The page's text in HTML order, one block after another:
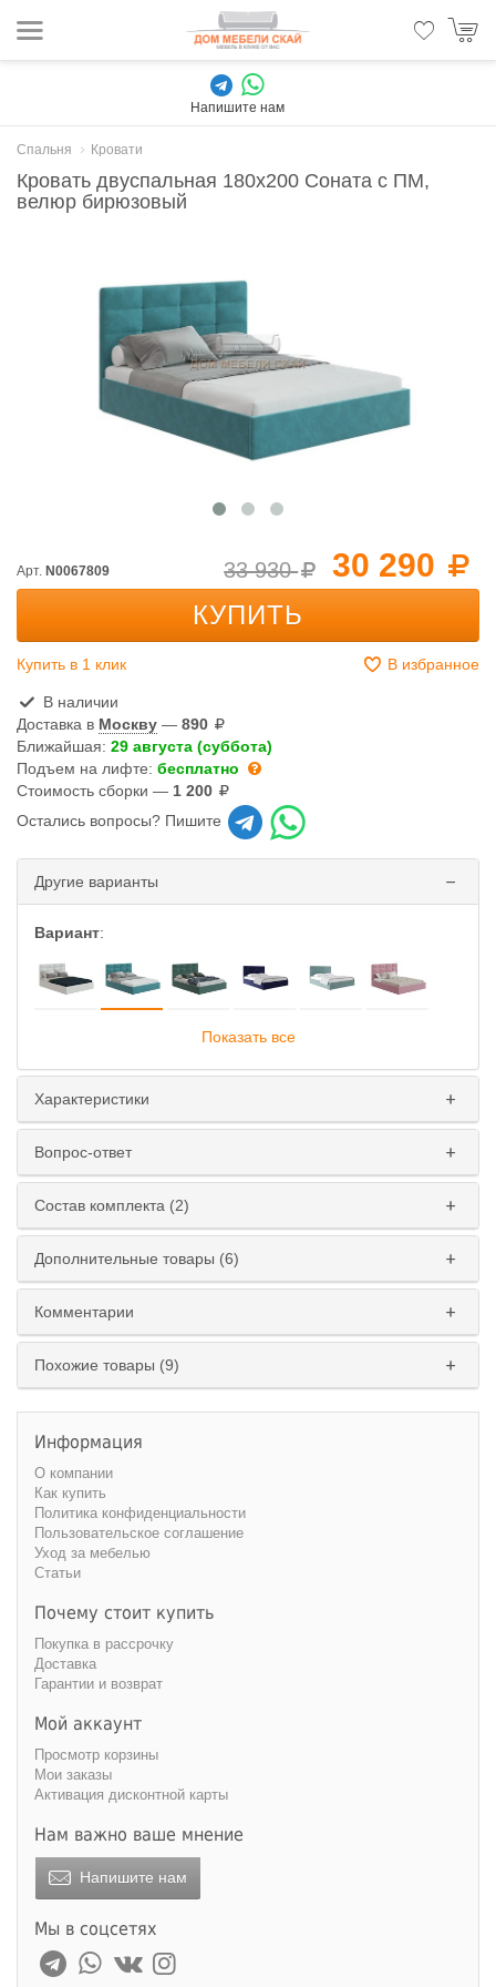
Напишите нам
Спальня Кровати
Кровать двуспальная 180х200 Соната с ПМ,
велюр бирюзовый
30 290
33 930
Арт. N0067809
КУПИТЬ
Купить в 1 клик В избранное
В наличии
Доставка в Москву — 890
Ближайшая: 29 августа (суббота)
Подъем на лифте: бесплатно
Стоимость сборки — 1 200
Остались вопросы? Пишите
Другие варианты
Вариант:
Показать все
Характеристики
Вопрос-ответ
Состав комплекта (2)
Дополнительные товары (6)
Комментарии
Похожие товары (9)
Информация
О компании
Как купить
Политика конфиденциальности
Пользовательское соглашение
Уход за мебелью
Статьи
Почему стоит купить
Покупка в рассрочку
Доставка
Гарантии и возврат
Мой аккаунт
Просмотр корзины
Мои заказы
Активация дисконтной карты
Нам важно ваше мнение
Напишите нам
Мы в соцсетях